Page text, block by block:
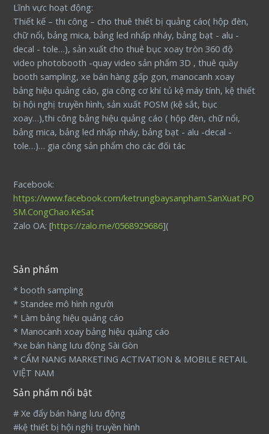
Lĩnh vực hoạt động:
Thiết kế – thi công – cho thuê thiết bị quảng cáo( hộp đèn,
chữ nổi, bảng mica, bảng led nhấp nháy, bảng bạt - alu -
decal - tole…), sản xuất cho thuê bục xoay tròn 360 độ
video photobooth -quay video sản phẩm 3D , thuê quầy
booth sampling, xe bán hàng gấp gọn, manocanh xoay
bảng hiệu quảng cáo, gia công cơ khí tủ kệ máy tính, kệ thiết
bị hội nghị truyền hình, sản xuất POSM (kệ sắt, bục
xoay…),thi công bảng hiệu quảng cáo ( hộp đèn, chữ nổi,
bảng mica, bảng led nhấp nháy, bảng bạt - alu -decal -
tole…)… gia công sản phẩm cho các đối tác
Facebook:
https://www.facebook.com/ketrungbaysanpham.SanXuat.PO
SM.CongChao.KeSat
Zalo OA: [https://zalo.me/0568929686](
Sản phẩm
* booth sampling
* Standee mô hình người
* Làm bảng hiệu quảng cáo
* Manocanh xoay bảng hiệu quảng cáo
*xe bán hàng lưu động Sài Gòn
* CẨM NANG MARKETING ACTIVATION & MOBILE RETAIL
VIỆT NAM
Sản phẩm nổi bật
# Xe đẩy bán hàng lưu động
#kệ thiết bị hội nghị truyền hình